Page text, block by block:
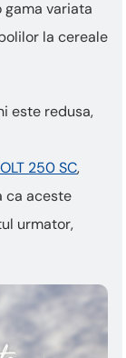
gama variata
la cereale
este redusa,
250 SC,
ca aceste
urmator,